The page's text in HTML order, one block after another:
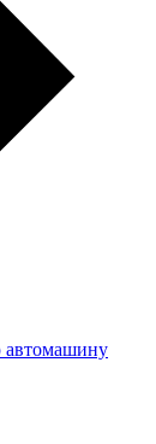
автомашину